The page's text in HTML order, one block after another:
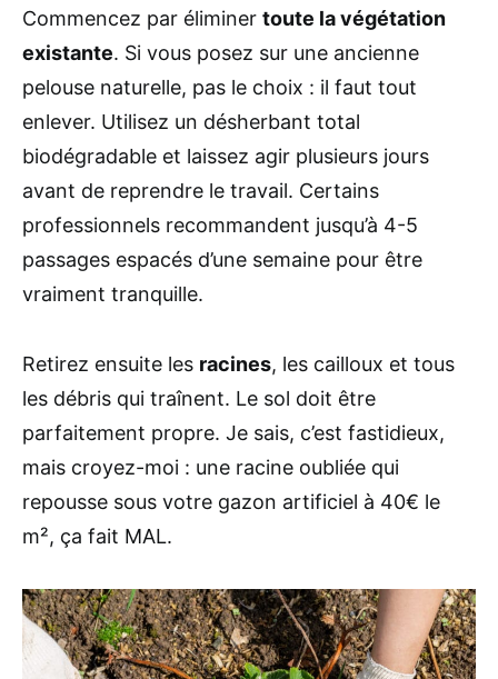
Commencez par éliminer toute la végétation
existante. Si vous posez sur une ancienne
pelouse naturelle, pas le choix : il faut tout
enlever. Utilisez un désherbant total
biodégradable et laissez agir plusieurs jours
avant de reprendre le travail. Certains
professionnels recommandent jusqu’à 4-5
passages espacés d’une semaine pour être
vraiment tranquille.
Retirez ensuite les racines, les cailloux et tous
les débris qui traînent. Le sol doit être
parfaitement propre. Je sais, c’est fastidieux,
mais croyez-moi : une racine oubliée qui
repousse sous votre gazon artificiel à 40€ le
m², ça fait MAL.